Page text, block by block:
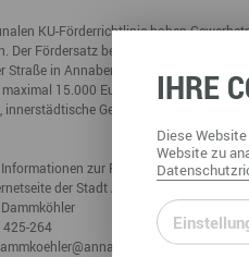
mieten
mieten
Veranstaltungsmanagement
mieten
KU-Förderrichtlinie haben
Der Fördersatz beträgt maximal 50
Straße in Annaberg sowie der
15.000 Euro zu einem
Gewerbebetriebe neu
zur Förderung, zur
der Stadt Annaberg-Buchholz.
264
buchholz.de
IHRE
DieseWebsite
Websitezu